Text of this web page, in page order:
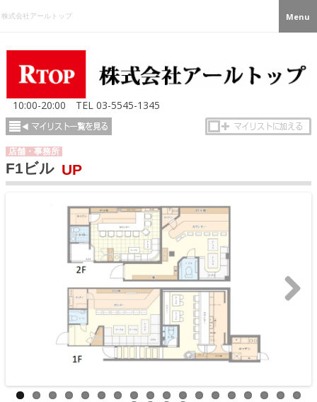
株式会社アールトップ
10:00-20:00 TEL 03-5545-1345
Menu
店舗・事務所
F1ビル UP